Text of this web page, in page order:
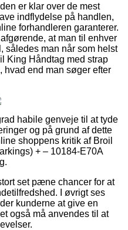
er klar over de mest
indflydelse på handlen,
forhandleren garanterer.
at man til enhver
således man når som helst
King Håndtag med strap
hvad end man søger efter
habile genveje til at tyde
og på grund af dette
shoppens kritik af Broil
+ – 10184-E70A
set pæne chancer for at
I øvrigt ses
kunderne at give en
også må anvendes til at